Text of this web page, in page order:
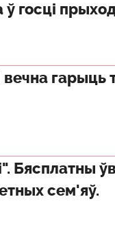
госці
вечна гарыць
Бясплатны
сем'яў.